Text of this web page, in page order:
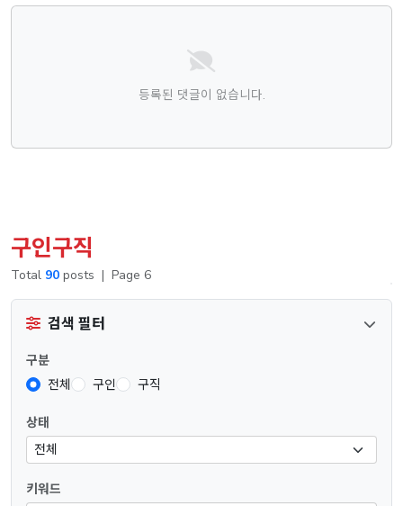
댓글목록
등록된 댓글이 없습니다.
구인구직
Total 90 posts | Page 6
검색 필터
구분
전체
구인 구직
상태
키워드